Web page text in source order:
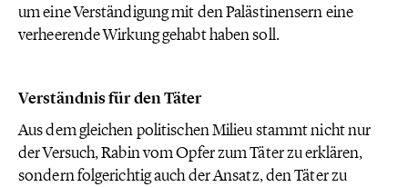
um eine Verständigung mit den Palästinensern eine
verheerende Wirkung gehabt haben soll.
Verständnis für den Täter
Aus dem gleichen politischen Milieu stammt nicht nur
der Versuch, Rabin vom Opfer zum Täter zu erklären,
sondern folgerichtig auch der Ansatz, den Täter zu